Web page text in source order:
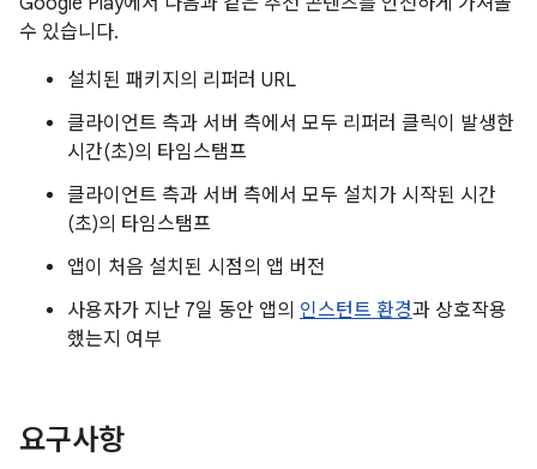
수 있습니다.
설치된 패키지의 리퍼러 URL
클라이언트 측과 서버 측에서 모두 리퍼러 클릭이 발생한
시간(초)의 타임스탬프
클라이언트 측과 서버 측에서 모두 설치가 시작된 시간
(초)의 타임스탬프
앱이 처음 설치된 시점의 앱 버전
사용자가 지난 7일 동안 앱의 인스턴트 환경과 상호작용
했는지 여부
요구사항